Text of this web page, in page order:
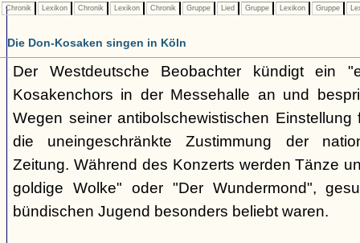
Chronik Lexikon Chronik Lexikon Chronik Gruppe Lied Gruppe Lexikon Gruppe
Die Don-Kosaken singen in Köln
Der Westdeutsche Beobachter kündigt ein
Kosakenchors in der Messehalle an und
Wegen seiner antibolschewistischen
die uneingeschränkte Zustimmung der
Zeitung. Während des Konzerts werden Tänze
goldige Wolke" oder "Der Wundermond",
bündischen Jugend besonders beliebt waren.